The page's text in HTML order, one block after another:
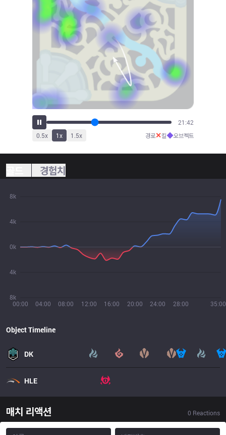
24:03
0.5x 1x 1.5x 경로✕킬◆오브젝트
경험치
00:00 04:00 08:00 12:00 16:00 20:00 24:00 28:00 35:00
8k
4k
0k
4k
8k
Object Timeline
DK
HLE
매치 리액션 0 Reactions